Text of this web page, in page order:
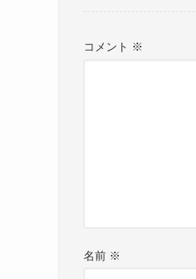
コメント ※
名前 ※